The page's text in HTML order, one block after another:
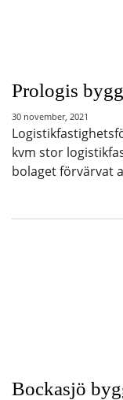
Prologis
30 november, 2021
kvm stor
bolaget förvärvat
Bockasjö